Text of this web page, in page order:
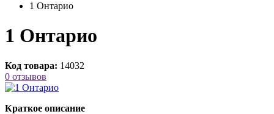
1 Онтарио
1 Онтарио
Код товара: 14032
0 отзывов
Краткое описание